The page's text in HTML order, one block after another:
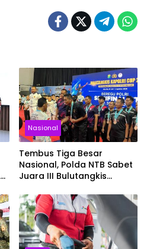
Nasional
Tembus Tiga Besar
Nasional, Polda NTB Sabet
Juara III Bulutangkis